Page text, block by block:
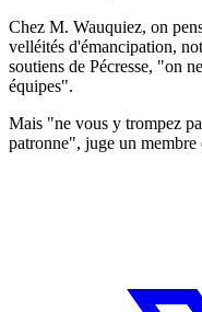
Chez M. Wauquiez, on
velléités d'émancipation,
soutiens de Pécresse, "on
équipes".
Mais "ne vous y trompez
patronne", juge un membre